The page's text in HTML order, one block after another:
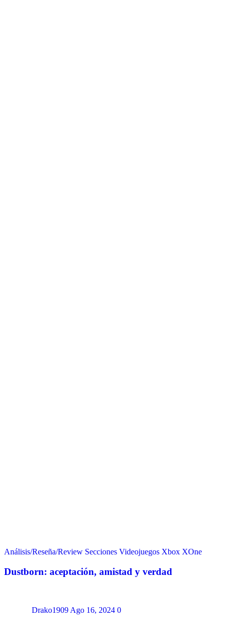
Análisis/Reseña/Review Secciones Videojuegos Xbox XOne
Dustborn: aceptación, amistad y verdad
Drako1909 Ago 16, 2024 0